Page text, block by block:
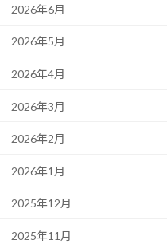
2026年6月
2026年5月
2026年4月
2026年3月
2026年2月
2026年1月
2025年12月
2025年11月